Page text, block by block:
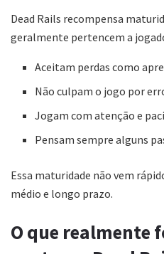
Dead Rails recompensa
geralmente pertencem a
Aceitam perdas como
Não culpam o jogo por
Jogam com atenção e
Pensam sempre alguns
Essa maturidade não vem
médio e longo prazo.
O que realmente